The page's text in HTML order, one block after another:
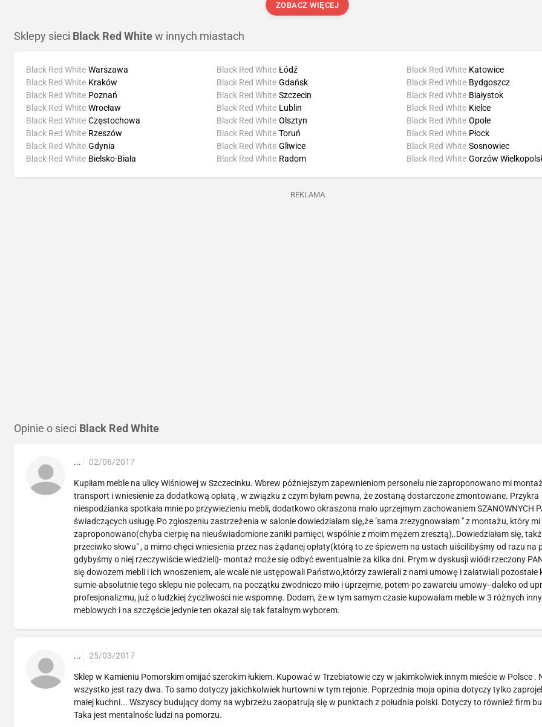
ZOBACZ WIĘCEJ
Sklepy sieci Black Red White w innych miastach
Black Red White Warszawa
Black Red White Kraków
Black Red White Poznań
Black Red White Wrocław
Black Red White Łódź
Black Red White Gdańsk
Black Red White Szczecin
Black Red White Lublin
Black Red White Katowice
Black Red White Bydgoszcz
Black Red White Białystok
Black Red White Kielce
Black Red White Częstochowa
Black Red White Rzeszów
Black Red White Gdynia
Black Red White Bielsko-Biała
Black Red White Olsztyn
Black Red White Toruń
Black Red White Gliwice
Black Red White Radom
Black Red White Opole
Black Red White Płock
Black Red White Sosnowiec
Black Red White Gorzów
REKLAMA
Opinie o sieci Black Red White
... 02/06/2017
Kupiłam meble na ulicy Wiśniowej w Szczecinku. Wbrew późniejszym zapewnieniom personelu nie zaproponowano mi
transport i wniesienie za dodatkową opłatą , w związku z czym byłam pewna, że zostaną dostarczone zmontowane. Przykra
niespodzianka spotkała mnie po przywiezieniu mebli, dodatkowo okraszona mało uprzejmym zachowaniem SZANOWNYCH
świadczących usługę.Po zgłoszeniu zastrzeżenia w salonie dowiedziałam się,że "sama zrezygnowałam " z montażu, który
zaproponowano(chyba cierpię na nieuświadomione zaniki pamięci, wspólnie z moim mężem zresztą),.Dowiedziałam się,
przeciwko słowu" , a mimo chęci wniesienia przez nas żądanej opłaty(którą to ze śpiewem na ustach uiścilibyśmy od razu na
gdybyśmy o niej rzeczywiście wiedzieli)- montaż może się odbyć ewentualnie za kilka dni. Prym w dyskusji wiódł rzeczony
się dowozem mebli i ich wnoszeniem, ale wcale nie ustępowali Państwo,którzy zawierali z nami umowę i załatwiali pozostałe
sumie-absolutnie tego sklepu nie polecam, na początku zwodniczo miło i uprzejmie, potem-po zawarciu umowy--daleko od
profesjonalizmu, już o ludzkiej życzliwości nie wspomnę. Dodam, że w tym samym czasie kupowałam meble w 3 różnych
meblowych i na szczęście jedynie ten okazał się tak fatalnym wyborem.
... 25/03/2017
Sklep w Kamieniu Pomorskim omijać szerokim łukiem. Kupować w Trzebiatowie czy w jakimkolwiek innym mieście w Polsce .
wszystko jest razy dwa. To samo dotyczy jakichkolwiek hurtowni w tym rejonie. Poprzednia moja opinia dotyczy tylko
małej kuchni... Wszyscy budujący domy na wybrzeżu zaopatrują się w punktach z południa polski. Dotyczy to również firm
Taka jest mentalnośc ludzi na pomorzu.